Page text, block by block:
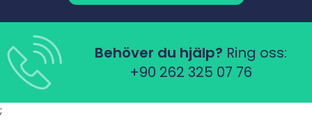
Behöver du hjälp? Ring oss:
+90 262 325 07 76
;